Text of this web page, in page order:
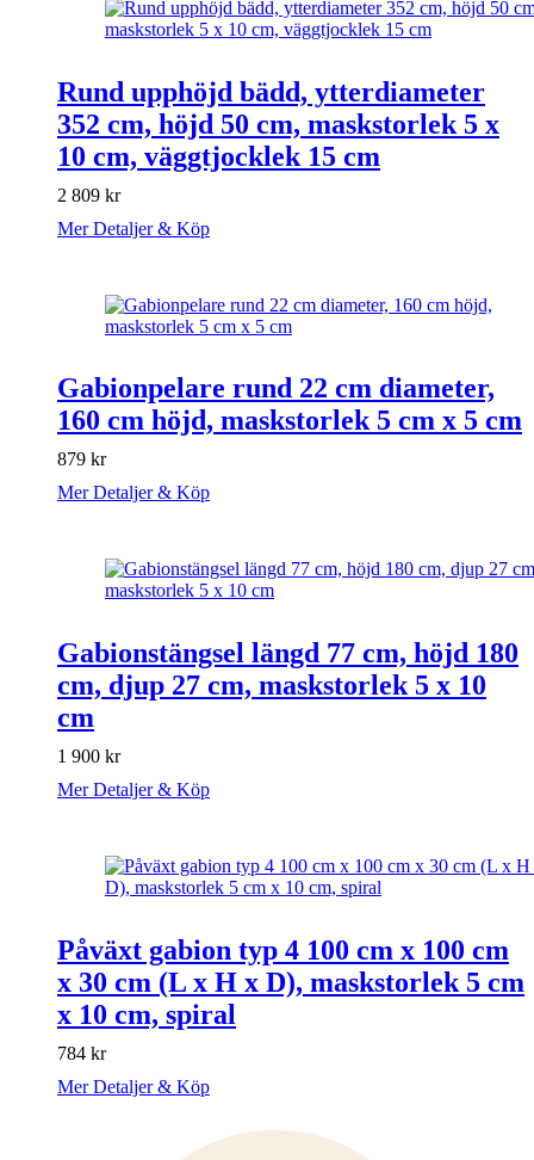
Rund upphöjd bädd, ytterdiameter
352 cm, höjd 50 cm, maskstorlek 5 x
10 cm, väggtjocklek 15 cm
2 809 kr
Mer Detaljer & Köp
Gabionpelare rund 22 cm diameter,
160 cm höjd, maskstorlek 5 cm x 5 cm
879 kr
Mer Detaljer & Köp
Gabionstängsel längd 77 cm, höjd 180
cm, djup 27 cm, maskstorlek 5 x 10
cm
1 900 kr
Mer Detaljer & Köp
Påväxt gabion typ 4 100 cm x 100 cm
x 30 cm (L x H x D), maskstorlek 5 cm
x 10 cm, spiral
784 kr
Mer Detaljer & Köp